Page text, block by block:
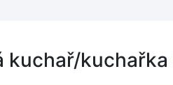
kuchař/kuchařka